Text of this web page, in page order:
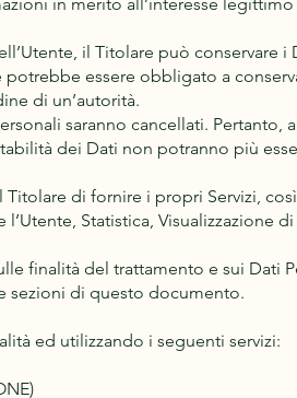
il Titolare può conservare
essere obbligato a
di un’autorità.
saranno cancellati. Pertanto,
dei Dati non potranno più
di fornire i propri Servizi,
Statistica, Visualizzazione
finalità del trattamento e sui Dati
sezioni di questo documento.
ed utilizzando i seguenti servizi: